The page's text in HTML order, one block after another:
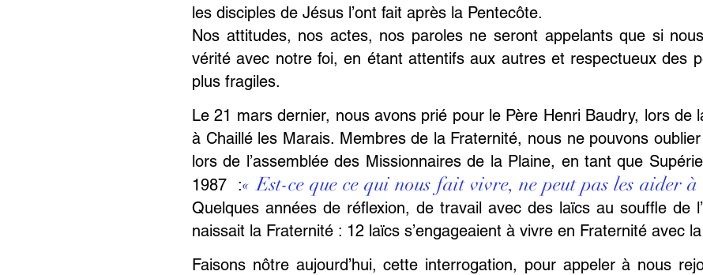
les disciples de Jésus l’ont fait après la Pentecôte.
Nos attitudes, nos actes, nos paroles ne seront appelants que si
vérité avec notre foi, en étant attentifs aux autres et respectueux des
plus fragiles.
Le 21 mars dernier, nous avons prié pour le Père Henri Baudry, lors de
à Chaillé les Marais. Membres de la Fraternité, nous ne pouvons
lors de l’assemblée des Missionnaires de la Plaine, en tant que
1987 :« Est-ce que ce qui nous fait vivre, ne peut pas les aider à
Quelques années de réflexion, de travail avec des laïcs au souffle de
naissait la Fraternité : 12 laïcs s’engageaient à vivre en Fraternité avec
Faisons nôtre aujourd’hui, cette interrogation, pour appeler à nous